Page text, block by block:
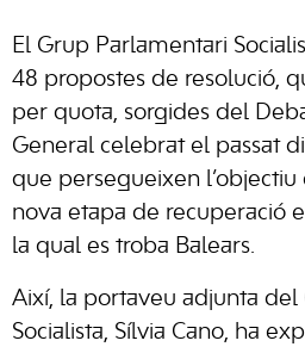
El Grup Parlamentari
48 propostes de resolució,
per quota, sorgides del
General celebrat el passat
que persegueixen l’objectiu
nova etapa de recuperació
la qual es troba Balears.
Així, la portaveu adjunta
Socialista, Sílvia Cano, ha